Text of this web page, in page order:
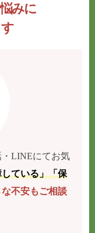
みに
LINEにてお気
ている」「保
な不安もご相談